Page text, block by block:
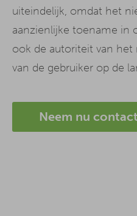
uiteindelijk, omdat het
aanzienlijke toename in
ook de autoriteit van
van de gebruiker op de
Neem nu